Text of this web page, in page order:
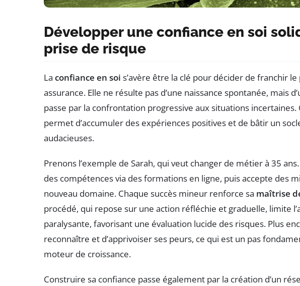
Développer une confiance en soi
prise de risque
La confiance en soi s’avère être la clé pour décider de franchir le
assurance. Elle ne résulte pas d’une naissance spontanée, mais
passe par la confrontation progressive aux situations
permet d’accumuler des expériences positives et de bâtir un
audacieuses.
Prenons l’exemple de Sarah, qui veut changer de métier à 35
des compétences via des formations en ligne, puis accepte des
nouveau domaine. Chaque succès mineur renforce sa maîtrise
procédé, qui repose sur une action réfléchie et graduelle, limite
paralysante, favorisant une évaluation lucide des risques. Plus
reconnaître et d’apprivoiser ses peurs, ce qui est un pas
moteur de croissance.
Construire sa confiance passe également par la création d’un